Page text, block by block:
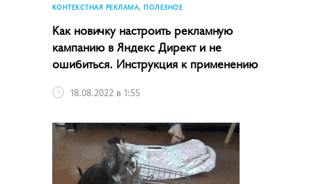
КОНТЕКСТНАЯ РЕКЛАМА, ПОЛЕЗНОЕ
Как новичку настроить рекламную
кампанию в Яндекс Директ и не
ошибиться. Инструкция к применению
18.08.2022 в 1:55